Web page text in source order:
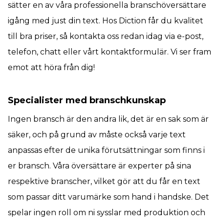
sätter en av våra professionella branschöversättare
igång med just din text. Hos Diction får du kvalitet
till bra priser, så kontakta oss redan idag via e-post,
telefon, chatt eller vårt kontaktformulär. Vi ser fram
emot att höra från dig!
Specialister med branschkunskap
Ingen bransch är den andra lik, det är en sak som är
säker, och på grund av måste också varje text
anpassas efter de unika förutsättningar som finns i
er bransch. Våra översättare är experter på sina
respektive branscher, vilket gör att du får en text
som passar ditt varumärke som hand i handske. Det
spelar ingen roll om ni sysslar med produktion och